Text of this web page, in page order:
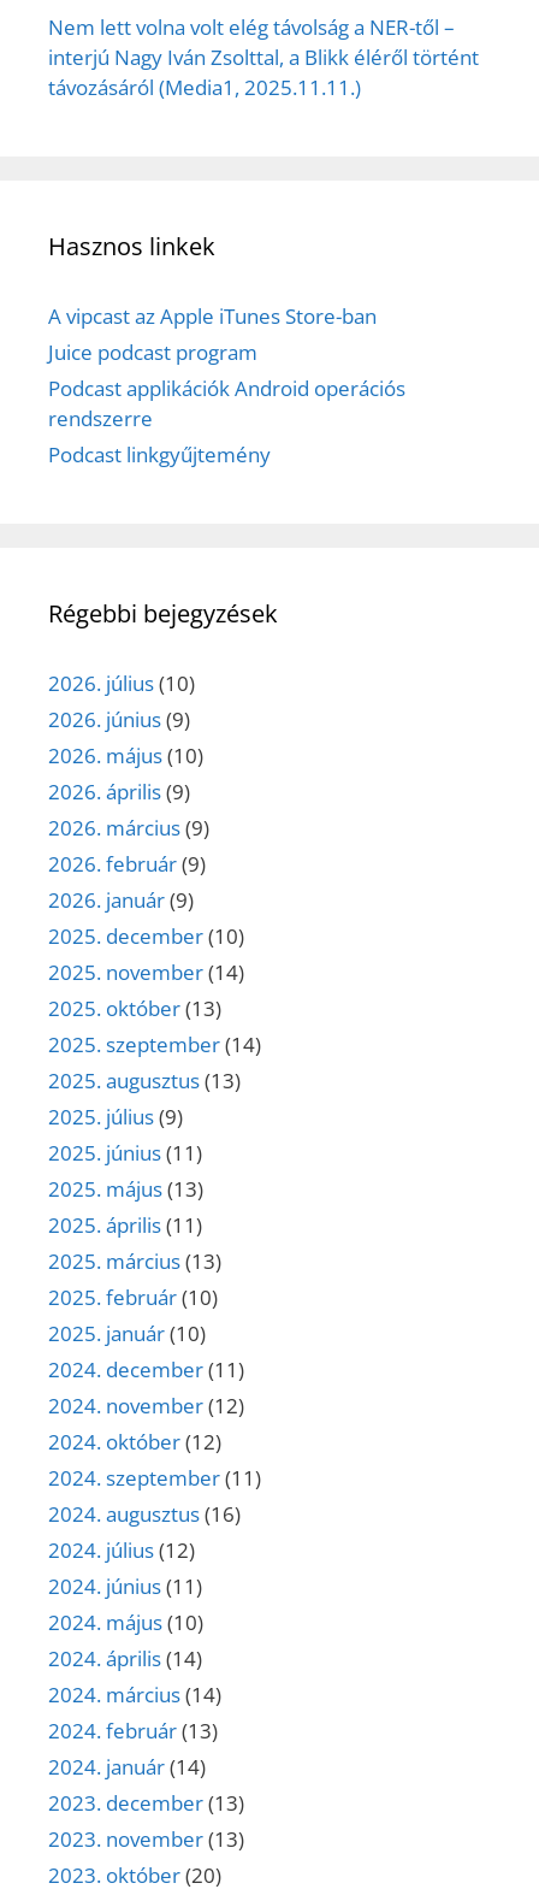
Nem lett volna volt elég távolság a NER-től –
interjú Nagy Iván Zsolttal, a Blikk éléről történt
távozásáról (Media1, 2025.11.11.)
Hasznos linkek
A vipcast az Apple iTunes Store-ban
Juice podcast program
Podcast applikációk Android operációs
rendszerre
Podcast linkgyűjtemény
Régebbi bejegyzések
2026. július(10)
2026. június(9)
2026. május(10)
2026. április(9)
2026. március(9)
2026. február(9)
2026. január(9)
2025. december(10)
2025. november(14)
2025. október(13)
2025. szeptember(14)
2025. augusztus(13)
2025. július(9)
2025. június(11)
2025. május(13)
2025. április(11)
2025. március(13)
2025. február(10)
2025. január(10)
2024. december(11)
2024. november(12)
2024. október(12)
2024. szeptember(11)
2024. augusztus(16)
2024. július(12)
2024. június(11)
2024. május(10)
2024. április(14)
2024. március(14)
2024. február(13)
2024. január(14)
2023. december(13)
2023. november(13)
2023. október(20)